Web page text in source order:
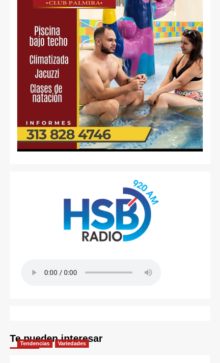
Te pueden interesar
Tendencias Variedades